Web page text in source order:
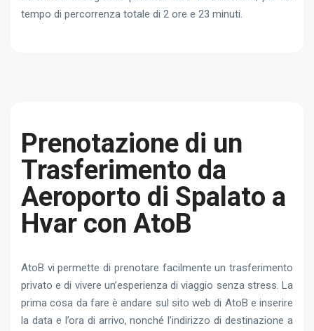
tempo di percorrenza totale di 2 ore e 23 minuti.
Prenotazione di un
Trasferimento da
Aeroporto di Spalato a
Hvar con AtoB
AtoB vi permette di prenotare facilmente un trasferimento
privato e di vivere un’esperienza di viaggio senza stress. La
prima cosa da fare è andare sul sito web di AtoB e inserire
la data e l’ora di arrivo, nonché l’indirizzo di destinazione a